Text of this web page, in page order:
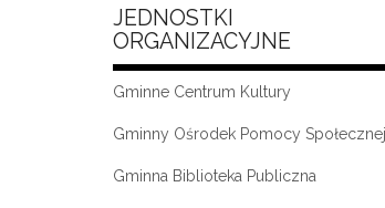
JEDNOSTKI
ORGANIZACYJNE
Gminne Centrum Kultury
Gminny Ośrodek Pomocy Społecznej
„Moda na seniora – klub seniora w
Gminna Biblioteka Publiczna